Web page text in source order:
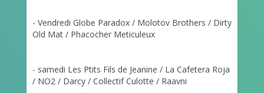
- Vendredi Globe Paradox / Molotov Brothers / Dirty
Old Mat / Phacocher Meticuleux
- samedi Les Ptits Fils de Jeanine / La Cafetera Roja
/ NO2 / Darcy / Collectif Culotte / Raavni